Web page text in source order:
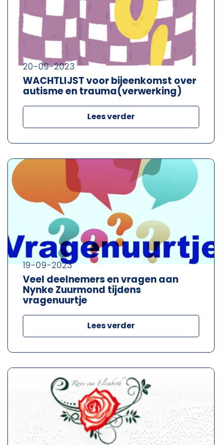
WACHTLIJST voor bijeenkomst over
autisme en trauma(verwerking)
20-09-2023
Lees verder
Veel deelnemers en vragen aan
Nynke Zuurmond tijdens
vragenuurtje
19-09-2023
Lees verder